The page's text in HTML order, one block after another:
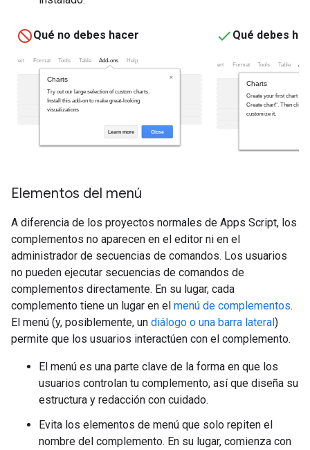
Qué no debes hacer Qué debes
Elementos del menú
A diferencia de los proyectos normales de Apps Script, los
complementos no aparecen en el editor ni en el
administrador de secuencias de comandos. Los usuarios
no pueden ejecutar secuencias de comandos de
complementos directamente. En su lugar, cada
complemento tiene un lugar en el menú de complementos.
El menú (y, posiblemente, un diálogo o una barra lateral)
permite que los usuarios interactúen con el complemento.
El menú es una parte clave de la forma en que los
usuarios controlan tu complemento, así que diseña su
estructura y redacción con cuidado.
Evita los elementos de menú que solo repiten el
nombre del complemento. En su lugar, comienza con